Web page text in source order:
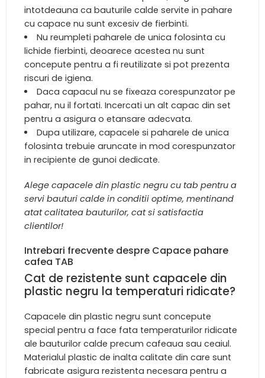
intotdeauna ca bauturile calde servite in pahare
cu capace nu sunt excesiv de fierbinti.
Nu reumpleti paharele de unica folosinta cu
lichide fierbinti, deoarece acestea nu sunt
concepute pentru a fi reutilizate si pot prezenta
riscuri de igiena.
Daca capacul nu se fixeaza corespunzator pe
pahar, nu il fortati. Incercati un alt capac din set
pentru a asigura o etansare adecvata.
Dupa utilizare, capacele si paharele de unica
folosinta trebuie aruncate in mod corespunzator
in recipiente de gunoi dedicate.
Alege capacele din plastic negru cu tab pentru a
servi bauturi calde in conditii optime, mentinand
atat calitatea bauturilor, cat si satisfactia
clientilor!
Intrebari frecvente despre Capace pahare
cafea TAB
Cat de rezistente sunt capacele din
plastic negru la temperaturi ridicate?
Capacele din plastic negru sunt concepute
special pentru a face fata temperaturilor ridicate
ale bauturilor calde precum cafeaua sau ceaiul.
Materialul plastic de inalta calitate din care sunt
fabricate asigura rezistenta necesara pentru a